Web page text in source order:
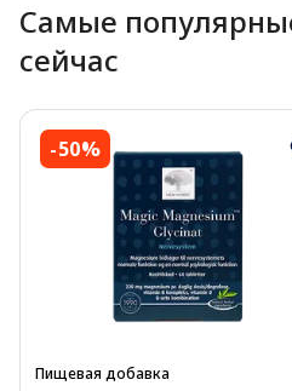
Самые
сейчас
-50%
Пищевая добавка